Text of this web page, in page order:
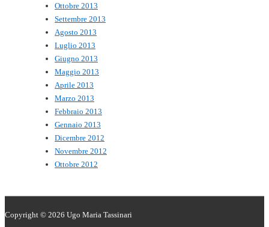
Ottobre 2013
Settembre 2013
Agosto 2013
Luglio 2013
Giugno 2013
Maggio 2013
Aprile 2013
Marzo 2013
Febbraio 2013
Gennaio 2013
Dicembre 2012
Novembre 2012
Ottobre 2012
Copyright © 2026 Ugo Maria Tassinari